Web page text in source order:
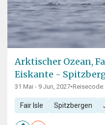
Arktischer Ozean,
Eiskante -
31 Mai - 9 Jun, 2027•
Fair Isle Spitzbergen